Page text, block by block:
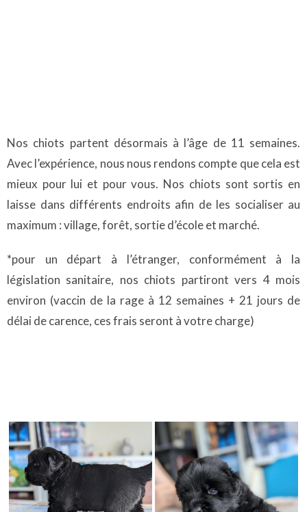
Nos chiots partent désormais à l’âge de 11 semaines.
Avec l’expérience, nous nous rendons compte que cela est
mieux pour lui et pour vous. Nos chiots sont sortis en
laisse dans différents endroits afin de les socialiser au
maximum : village, forêt, sortie d’école et marché.
*pour un départ à l’étranger, conformément à la
législation sanitaire, nos chiots partiront vers 4 mois
environ (vaccin de la rage à 12 semaines + 21 jours de
délai de carence, ces frais seront à votre charge)